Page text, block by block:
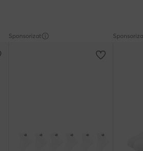
Sponsorizat